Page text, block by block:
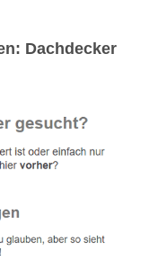
Dachdecker